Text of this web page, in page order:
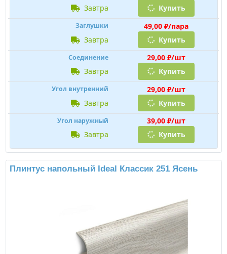
завтра
Купить
Заглушки
49,00 ₽/пара
завтра
Купить
Соединение
29,00 ₽/шт
завтра
Купить
Угол внутренний
29,00 ₽/шт
завтра
Купить
Угол наружный
39,00 ₽/шт
завтра
Купить
Плинтус напольный Ideal Классик 251 Ясень